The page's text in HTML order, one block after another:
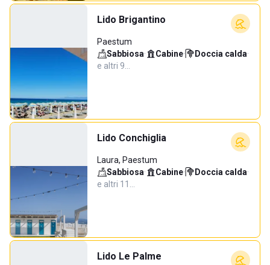
Lido Brigantino
Paestum
Sabbiosa· Cabine· Doccia calda·
e altri 9…
Lido Conchiglia
Laura, Paestum
Sabbiosa· Cabine· Doccia calda·
e altri 11…
Lido Le Palme